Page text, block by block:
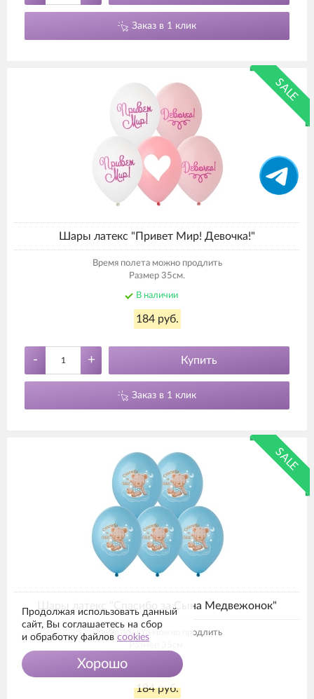
Заказ в 1 клик
SALE
Шары латекс "Привет Мир! Девочка!"
Время полета можно продлить
Размер 35см.
В наличии
184 руб.
- + Купить
Заказ в 1 клик
SALE
Шары латекс "Спасибо за Сына Медвежонок"
Время полета можно продлить
184 руб.
Продолжая использовать данный
сайт, Вы соглашаетесь на сбор
и обработку файлов cookies
Хорошо